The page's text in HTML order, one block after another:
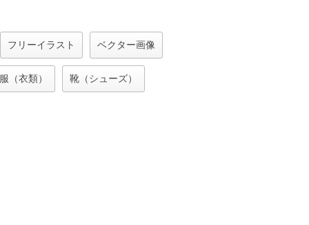
フリーイラスト ベクター画像
（衣類） 靴（シューズ）